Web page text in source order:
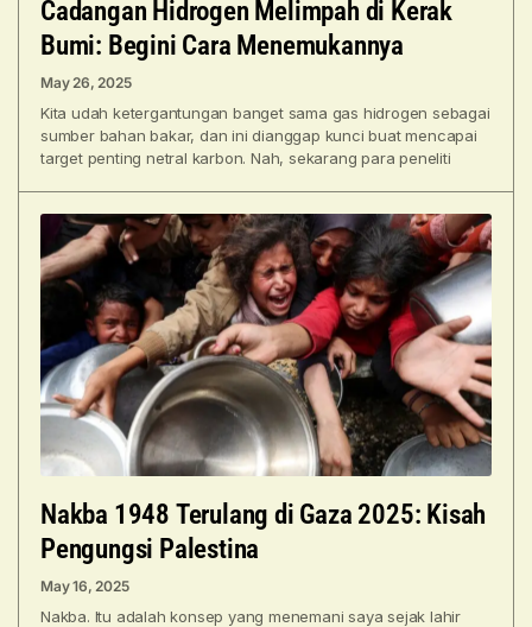
Cadangan Hidrogen Melimpah di Kerak
Bumi: Begini Cara Menemukannya
May 26, 2025
Kita udah ketergantungan banget sama gas hidrogen sebagai
sumber bahan bakar, dan ini dianggap kunci buat mencapai
target penting netral karbon. Nah, sekarang para peneliti
Nakba 1948 Terulang di Gaza 2025: Kisah
Pengungsi Palestina
May 16, 2025
Nakba. Itu adalah konsep yang menemani saya sejak lahir